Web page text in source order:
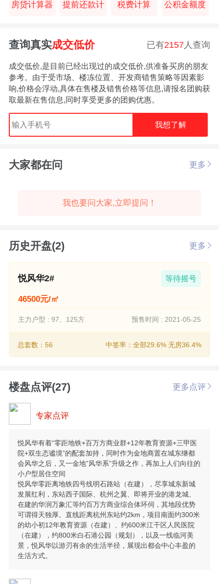
房贷计算器 提前还款计 税费计算 公积金额度
查询真实成交低价 已有2157 人查询
成交低价,是目前已经出现过的成交低价,供准备买房的朋友
参考。由于受市场、楼冻位置、开发商错售策略等因素影
响,价格会浮动,具体在售楼及错售价格等信息,请报名团购获
取最新在售信息,同时享受更多的团购优惠。
我想了解
大家都在问 更多
我也要问大家,立即提问！
历史开盘(2) 更多
悦风华2# 等待摇号
46500元/㎡
主力户型 : 97、125方 预售时间 : 2021-05-25
总套数：56 中签率：全部29.6% 无房36.4%
楼盘点评(27) 更多点评
专家点评
悦风华有着“零距地铁+百万方商业群+12年教育资源+三甲医
院+双生态谧境”的配套加持，同时作为金地商置在城东继都
会风华之后，又一金地”风华系”升级之作，再加上人们向往的
小户型居住空间
悦风华零距离地铁四号线明石路站（在建），尽享城东新城
发展红利，东站西子国际、杭州之翼、即将开业的港龙城、
在建的华润万象汇等约百万方商业综合体环伺，其地段优势
可谓得天独厚。直线距离杭州东站约2km，项目南面约300米
的幼小初12年教育资源（在建）、约600米江干区人民医院
（在建），约800米白石港公园（规划），以及一线临河美
景，悦风华以游刃有余的生活半径，展现出都会中心丰盈的
生活方式。